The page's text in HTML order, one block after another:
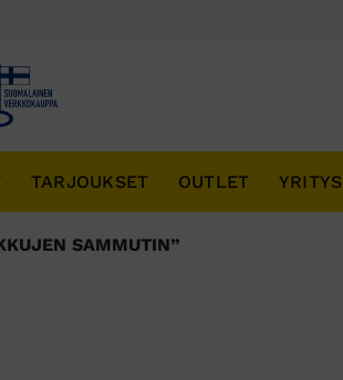
TARJOUKSET OUTLET YRITYS
SAMMUTIN”